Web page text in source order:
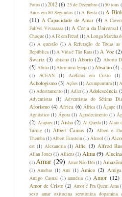
Fotos(1)2012 (6) 25 de Dezembro(1)50 tons
Anos em 80 Segundos (1) A Besta (1) A
(11) A Capacidade de Amar (4) A
Falível Vivaaaaaa (1) A Corja da Universal
Choque(1)A Fé em Freud (1)A Longa Marcha
(1) A questão (1) A Refutação de Todas as
República (1) A Vida é Tão Rara (1) A Voz (2)
Swartz (3) abismo (1) Aborto (2) Aborto
(5) Abrão(1)Abrir uma Igreja(1)Absalão (4)
(1)
ACEAN (1) Acéfalos em Cristo (1)
Achologismo (3) Ações(1) Acumpuntura(1)
(1) Adestramento(1) Adler(1) Adolescência
Adventistas (1) Adventistas do Sétimo Dia
Aforismo (4) Africa (6) África (1)Ágape (1)
Agnóstico (1) Ágora (1) Agradecimento (1)
(2) Aiapaec(1) Aisha (2) Al-Qaeda(1) Alain
Turing (1) Albert Camus (2)
Albert e
Themba (1)Albert Einstein(1) Álcool (1)
est (1) Alexandria (1) Alfie (3) Alfred
Allan Jones(1) Alliens(1) Alma (9)
(1)Amar (29) Amar Não Dói (1)
(1) Amebas (1) Ami (1) Amico (2) Amiga
Amigo Casual (1) amnésia (1) Amor (12)
Amor de Cristo (2) Amor é Pra Quem Ama
sexo amar oxitocina serotonina dopamina